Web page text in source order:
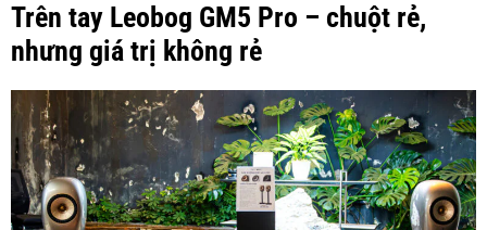
Trên tay Leobog GM5 Pro – chuột rẻ,
nhưng giá trị không rẻ